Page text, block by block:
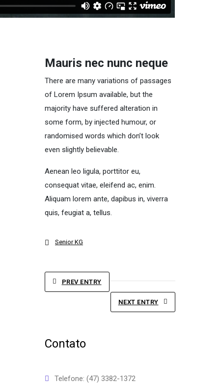
Mauris nec nunc neque
There are many variations of passages
of Lorem Ipsum available, but the
majority have suffered alteration in
some form, by injected humour, or
randomised words which don’t look
even slightly believable.
Aenean leo ligula, porttitor eu,
consequat vitae, eleifend ac, enim.
Aliquam lorem ante, dapibus in, viverra
quis, feugiat a, tellus.
Senior KG
PREV ENTRY
NEXT ENTRY
Contato
Telefone: (47) 3382-1372